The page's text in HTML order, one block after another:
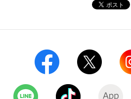
自転車シェアリング（店舗限定）
モバイルバッテリーシェアリング（店
セブン-イレブンの歴史